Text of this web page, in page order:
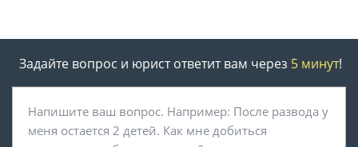
Задайте вопрос и юрист ответит вам через 5 минут!